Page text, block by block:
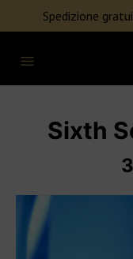
SPEDIZIONE
Sixth
Spedizione